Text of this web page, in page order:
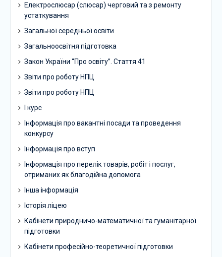
Електрослюсар (слюсар) черговий та з ремонту
устаткування
Загальної середньої освіти
Загальноосвітня підготовка
Закон України “Про освіту”. Стаття 41
Звіти про роботу НПЦ
Звіти про роботу НПЦ
І курс
Інформація про вакантні посади та проведення
конкурсу
Інформація про вступ
Інформація про перелік товарів, робіт і послуг,
отриманих як благодійна допомога
Інша інформація
Історія ліцею
Кабінети природничо-математичної та гуманітарної
підготовки
Кабінети професійно-теоретичної підготовки